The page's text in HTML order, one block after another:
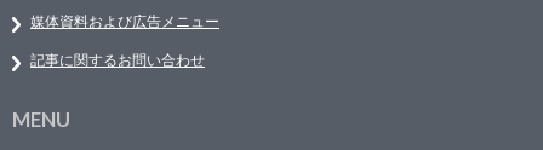
媒体資料および広告メニュー
記事に関するお問い合わせ
MENU